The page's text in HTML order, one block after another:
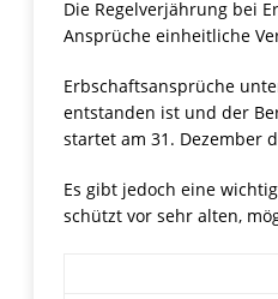
Die Regelverjährung bei
Ansprüche einheitliche
Erbschaftsansprüche
entstanden ist und der
startet am 31. Dezember
Es gibt jedoch eine
schützt vor sehr alten,